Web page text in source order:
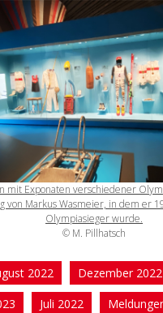
mit Exponaten verschiedener
von Markus Wasmeier, in dem er
Olympiasieger wurde.
© M. Pillhatsch
2022
Dezember 2022
Juli 2022